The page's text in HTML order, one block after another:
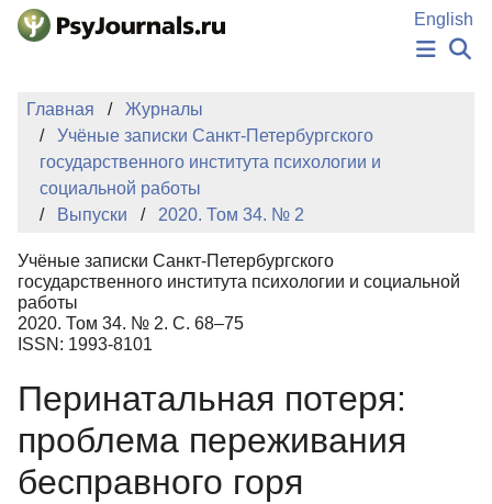
Перейти к основному содержанию
English
НОВОСТИ
ИЗДАНИЯ
ПОДАТЬ РУКОПИСЬ
БАЗА ЗНАНИЙ
КЛЮЧЕВЫЕ СЛОВА
Главная
Журналы
Учёные записки Санкт-Петербургского
государственного института психологии и
социальной работы
Выпуски
2020. Том 34. № 2
Учёные записки Санкт-Петербургского
государственного института психологии и социальной
работы
2020. Том 34. № 2. С. 68–75
ISSN: 1993-8101
Перинатальная потеря:
проблема переживания
бесправного горя